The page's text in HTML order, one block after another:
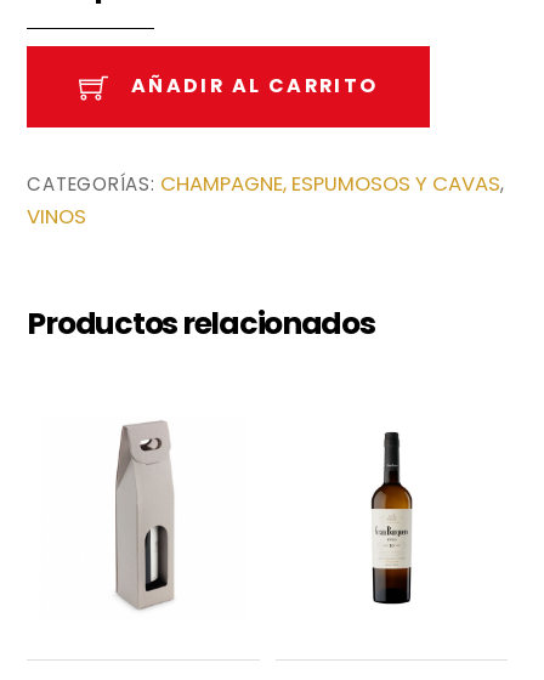
Provetto
75cl.
cantidad
AÑADIR AL CARRITO
CATEGORÍAS: CHAMPAGNE, ESPUMOSOS Y CAVAS,
VINOS
Productos relacionados